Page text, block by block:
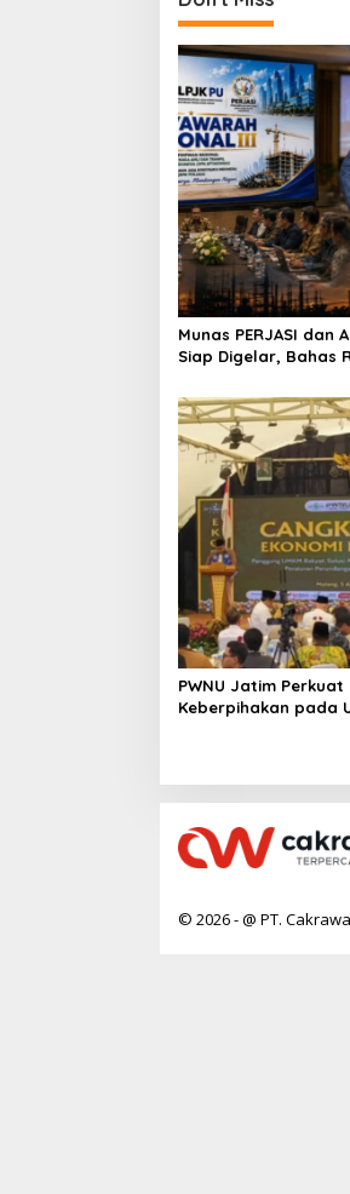
Munas PERJASI dan
Siap Digelar, Bahas
PWNU Jatim Perkuat
Keberpihakan pada
© 2026 - @ PT.